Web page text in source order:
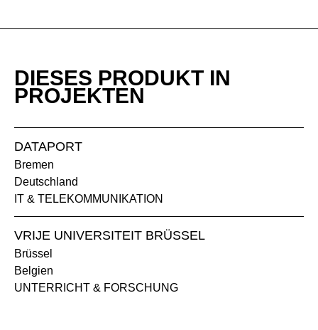
DIESES PRODUKT IN
PROJEKTEN
DATAPORT
Bremen
Deutschland
IT & TELEKOMMUNIKATION
VRIJE UNIVERSITEIT BRÜSSEL
Brüssel
Belgien
UNTERRICHT & FORSCHUNG